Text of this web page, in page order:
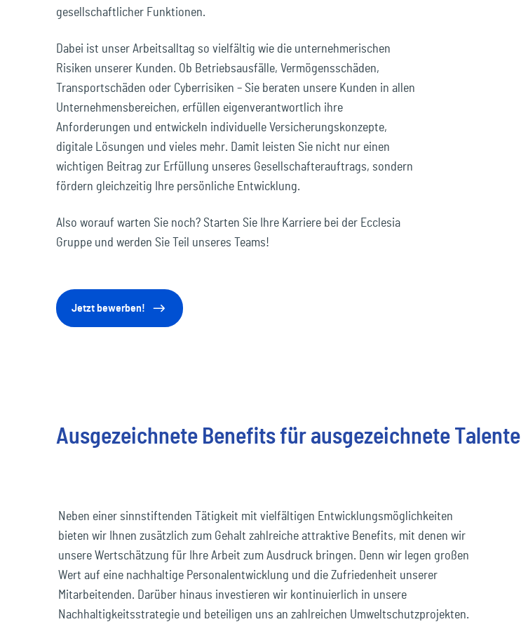
gesellschaftlicher Funktionen.
Dabei ist unser Arbeitsalltag so vielfältig wie die unternehmerischen
Risiken unserer Kunden. Ob Betriebsausfälle, Vermögensschäden,
Transportschäden oder Cyberrisiken – Sie beraten unsere Kunden in allen
Unternehmensbereichen, erfüllen eigenverantwortlich ihre
Anforderungen und entwickeln individuelle Versicherungskonzepte,
digitale Lösungen und vieles mehr. Damit leisten Sie nicht nur einen
wichtigen Beitrag zur Erfüllung unseres Gesellschafterauftrags, sondern
fördern gleichzeitig Ihre persönliche Entwicklung.
Also worauf warten Sie noch? Starten Sie Ihre Karriere bei der Ecclesia
Gruppe und werden Sie Teil unseres Teams!
Jetzt bewerben!
Ausgezeichnete Benefits für ausgezeichnete Talente
Neben einer sinnstiftenden Tätigkeit mit vielfältigen Entwicklungsmöglichkeiten
bieten wir Ihnen zusätzlich zum Gehalt zahlreiche attraktive Benefits, mit denen wir
unsere Wertschätzung für Ihre Arbeit zum Ausdruck bringen. Denn wir legen großen
Wert auf eine nachhaltige Personalentwicklung und die Zufriedenheit unserer
Mitarbeitenden. Darüber hinaus investieren wir kontinuierlich in unsere
Nachhaltigkeitsstrategie und beteiligen uns an zahlreichen Umweltschutzprojekten.